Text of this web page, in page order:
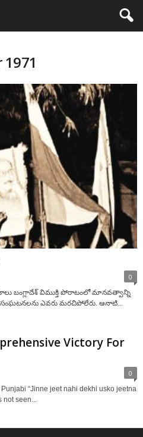
0
బంగ్లాదేశ్ విముక్తి పోరాటంలో మానవత్వాన్ని
ఎవరు మరచిపోలేరు. ఆనాటి...
Victory For
0
“Jinne jeet nahi dekhi usko jeetna
seen...